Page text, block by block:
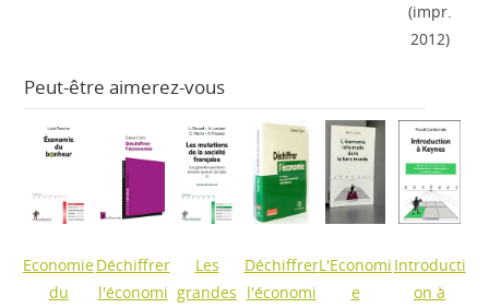
(impr.
2012)
Peut-être aimerez-vous
Economie
du
Déchiffrer
l'économi
Les
grandes
Déchiffrer
l'économi
L'Economi
e
Introducti
on à